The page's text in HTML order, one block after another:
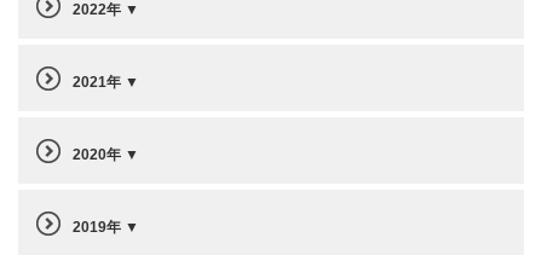
2022年
2021年
2020年
2019年